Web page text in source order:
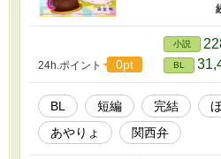
デレホテルマン。
に落ちるはずのな
しまい前途多難！
チ同士の、どうに
で下手くそな恋模
ウジ） 175センチ
女座Ａ型 ごくごく
ン、スタイル良し
がゲイでバリタチ
24h.ポイント 0pt
小説
BL
BL 短編 完結
あやりょ
関西弁